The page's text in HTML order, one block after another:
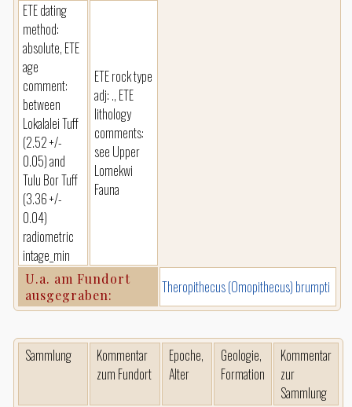
ETE dating
method:
absolute, ETE
age
comment:
between
Lokalalei Tuff
(2.52 +/-
0.05) and
Tulu Bor Tuff
(3.36 +/-
0.04)
radiometric
intage_min
ETE rock type
adj: ., ETE
lithology
comments:
see Upper
Lomekwi
Fauna
U.a. am Fundort
ausgegraben:
Theropithecus (Omopithecus) brumpti
Sammlung
Kommentar
zum Fundort
Epoche,
Alter
Geologie,
Formation
Kommentar
zur
Sammlung